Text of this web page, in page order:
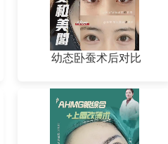
幼态卧蚕术后对比